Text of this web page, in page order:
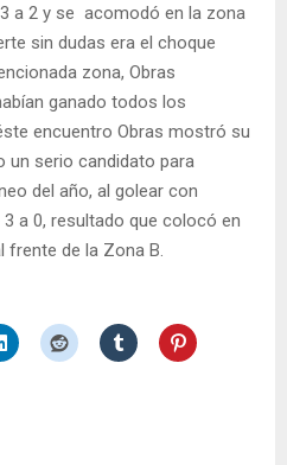
a 2 y se acomodó en la zona
sin dudas era el choque
zona, Obras
ganado todos los
encuentro Obras mostró su
un serio candidato para
del año, al golear con
a 0, resultado que colocó en
frente de la Zona B.